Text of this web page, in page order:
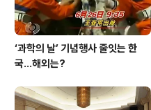
‘과학의 날’ 기념행사 줄잇는 한
국…해외는?